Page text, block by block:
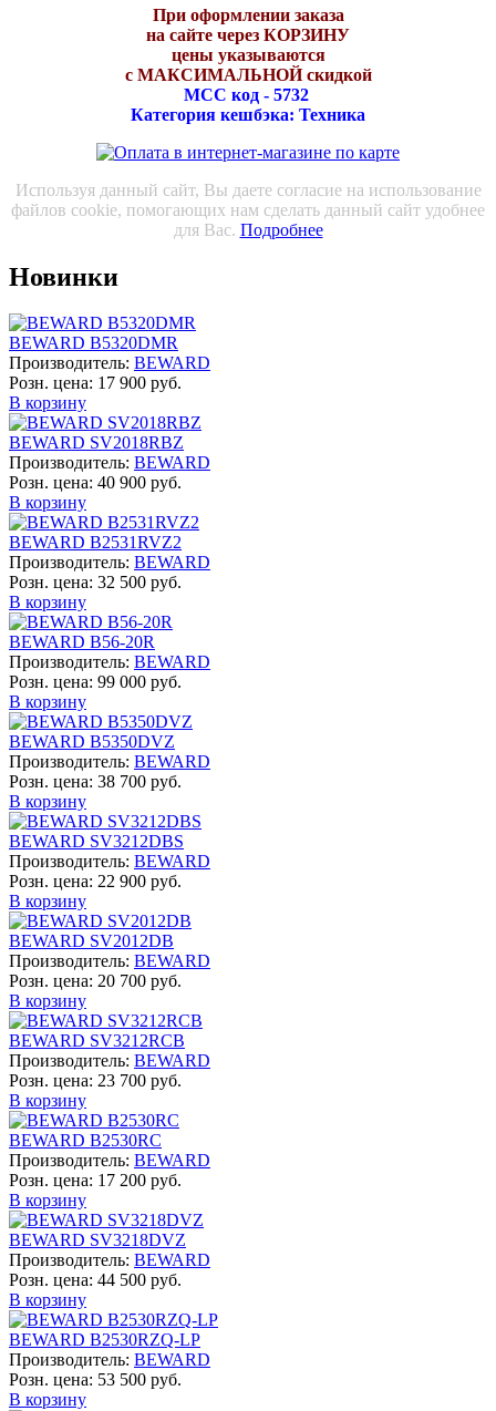
При оформлении заказа
на сайте через КОРЗИНУ
цены указываются
с МАКСИМАЛЬНОЙ скидкой
МСС код - 5732
Категория кешбэка: Техника
Используя данный сайт, Вы даете согласие на использование
файлов cookie, помогающих нам сделать данный сайт удобнее
для Вас. Подробнее
Новинки
BEWARD B5320DMR
Производитель: BEWARD
Розн. цена: 17 900 руб.
В корзину
BEWARD SV2018RBZ
Производитель: BEWARD
Розн. цена: 40 900 руб.
В корзину
BEWARD B2531RVZ2
Производитель: BEWARD
Розн. цена: 32 500 руб.
В корзину
BEWARD B56-20R
Производитель: BEWARD
Розн. цена: 99 000 руб.
В корзину
BEWARD B5350DVZ
Производитель: BEWARD
Розн. цена: 38 700 руб.
В корзину
BEWARD SV3212DBS
Производитель: BEWARD
Розн. цена: 22 900 руб.
В корзину
BEWARD SV2012DB
Производитель: BEWARD
Розн. цена: 20 700 руб.
В корзину
BEWARD SV3212RCB
Производитель: BEWARD
Розн. цена: 23 700 руб.
В корзину
BEWARD B2530RC
Производитель: BEWARD
Розн. цена: 17 200 руб.
В корзину
BEWARD SV3218DVZ
Производитель: BEWARD
Розн. цена: 44 500 руб.
В корзину
BEWARD B2530RZQ-LP
Производитель: BEWARD
Розн. цена: 53 500 руб.
В корзину